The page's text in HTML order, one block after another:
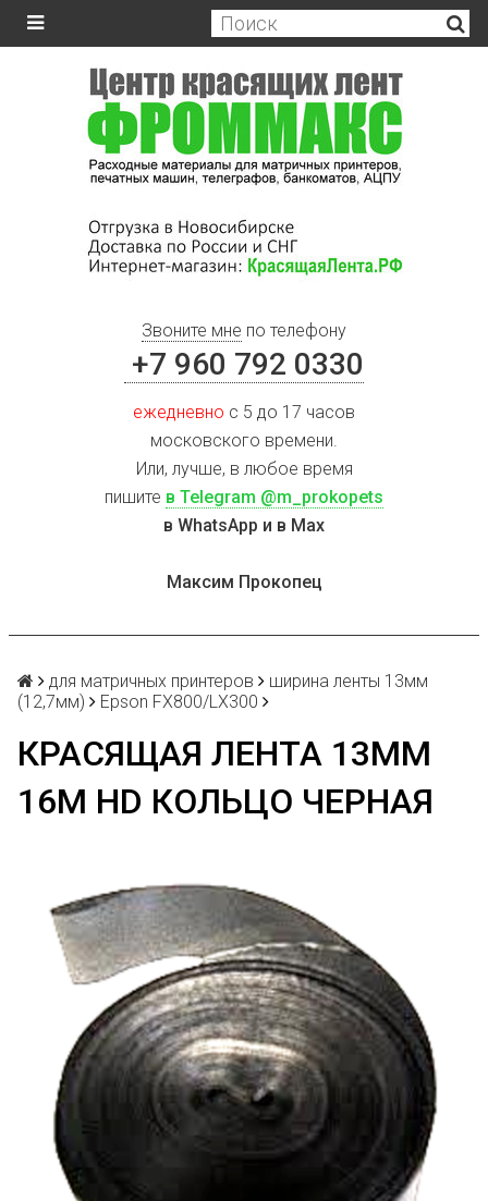
Звоните мне по телефону
+7 960 792 0330
ежедневно с 5 до 17 часов
московского времени.
Или, лучше, в любое время
пишите в Telegram @m_prokopets
в WhatsApp и в Max
Максим Прокопец
для матричных принтеров
ширина ленты 13мм
(12,7мм)
Epson FX800/LX300
КРАСЯЩАЯ ЛЕНТА 13ММ
16М HD КОЛЬЦО ЧЕРНАЯ